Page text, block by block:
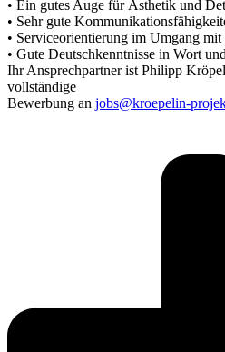
• Ein gutes Auge für Ästhetik und
• Sehr gute
• Serviceorientierung im Umgang
• Gute Deutschkenntnisse in Wort
Ihr Ansprechpartner ist Philipp
vollständige
Bewerbung an jobs@kroepelin-